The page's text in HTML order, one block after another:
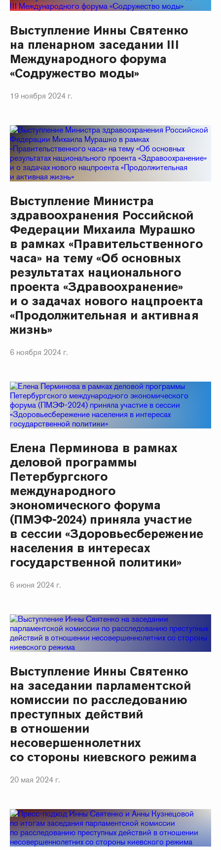
Выступление Инны Святенко
на пленарном заседании III
Международного форума
«Содружество моды»
19 ноября 2024 г.
Выступление Министра
здравоохранения Российской
Федерации Михаила Мурашко
в рамках «Правительственного
часа» на тему «Об основных
результатах национального
проекта «Здравоохранение»
и о задачах нового нацпроекта
«Продолжительная и активная
жизнь»
6 ноября 2024 г.
Елена Перминова в рамках
деловой программы
Петербургского
международного
экономического форума
(ПМЭФ-2024) приняла участие
в сессии «Здоровьесбережение
населения в интересах
государственной политики»
6 июня 2024 г.
Выступление Инны Святенко
на заседании парламентской
комиссии по расследованию
преступных действий
в отношении
несовершеннолетних
со стороны киевского режима
20 мая 2024 г.